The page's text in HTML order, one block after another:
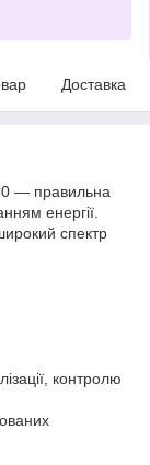
Доставка
— правильна
енергії.
спектр
контролю